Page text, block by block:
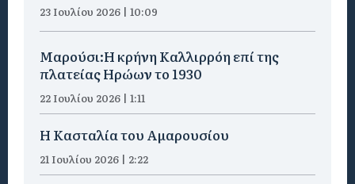
23 Ιουλίου 2026 | 10:09
Μαρούσι:Η κρήνη Καλλιρρόη επί της
πλατείας Ηρώων το 1930
22 Ιουλίου 2026 | 1:11
Η Κασταλία του Αμαρουσίου
21 Ιουλίου 2026 | 2:22